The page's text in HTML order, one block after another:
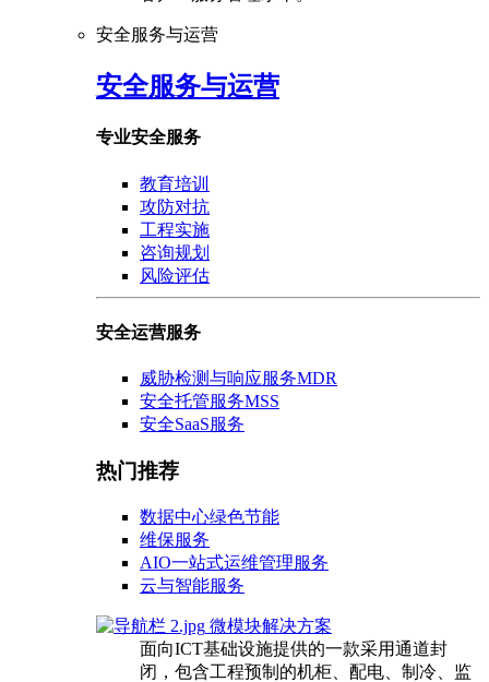
安全服务与运营
安全服务与运营
专业安全服务
教育培训
攻防对抗
工程实施
咨询规划
风险评估
安全运营服务
威胁检测与响应服务MDR
安全托管服务MSS
安全SaaS服务
热门推荐
数据中心绿色节能
维保服务
AIO一站式运维管理服务
云与智能服务
微模块解决方案
面向ICT基础设施提供的一款采用通道封
闭，包含工程预制的机柜、配电、制冷、监